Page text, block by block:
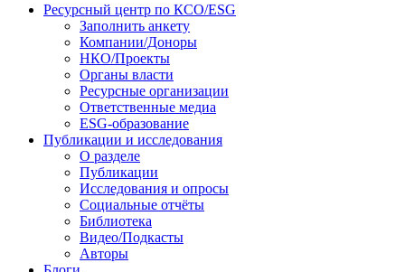
Перейти
содержимому
Ресурсный центр по КСО/ESG
Заполнить анкету
Компании/Доноры
НКО/Проекты
Органы власти
Ресурсные организации
Ответственные медиа
ESG-образование
Публикации и исследования
О разделе
Публикации
Исследования и опросы
Социальные отчёты
Библиотека
Видео/Подкасты
Авторы